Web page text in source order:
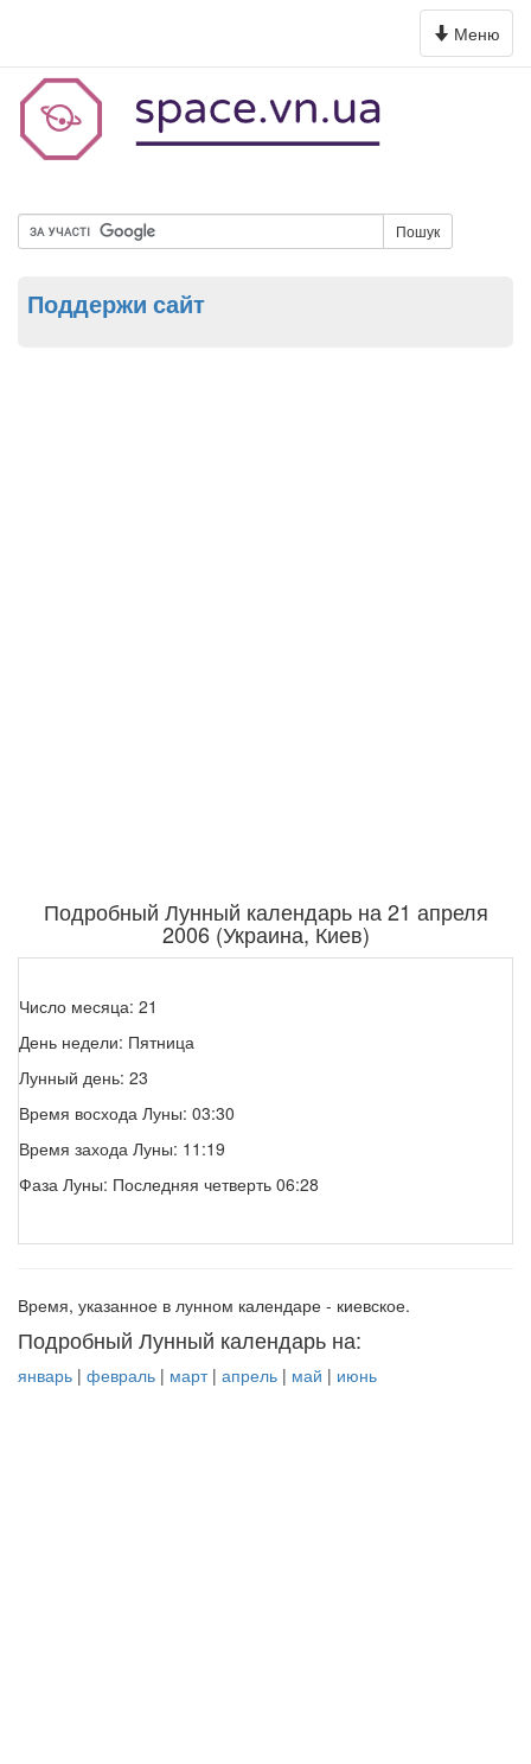
Toggle
navigation
Меню
Пошук
Поддержи сайт
Подробный Лунный календарь на 21 апреля
2006 (Украина, Киев)
Число месяца: 21
День недели: Пятница
Лунный день: 23
Время восхода Луны: 03:30
Время захода Луны: 11:19
Фаза Луны: Последняя четверть 06:28
Время, указанное в лунном календаре - киевское.
Подробный Лунный календарь на:
январь | февраль | март| апрель | май | июнь